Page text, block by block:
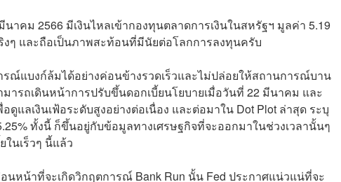
าคม 2566 มีเงินไหลเข้ากองทุนตลาดการเงินในสหรัฐฯ มูลค่า 5.19
ๆ และถือเป็นภาพสะท้อนที่มีนัยต่อโลกการลงทุนครับ
ณ์แบงก์ล้มได้อย่างค่อนข้างรวดเร็วและไม่ปล่อยให้สถานการณ์บาน
ารถเดินหน้าการปรับขึ้นดอกเบี้ยนโยบายเมื่อวันที่ 22 มีนาคม และ
ดูแลเงินเฟ้อระดับสูงอย่างต่อเนื่อง และต่อมาใน Dot Plot ล่าสุด ระบุ
ทั้งนี้ ก็ขึ้นอยู่กับข้อมูลทางเศรษฐกิจที่จะออกมาในช่วงเวลานั้นๆ
นเร็วๆ นี้แล้ว
หน้าที่จะเกิดวิกฤตการณ์ Bank Run นั้น Fed ประกาศแน่วแน่ที่จะ